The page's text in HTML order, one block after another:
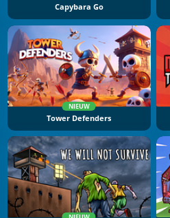
Capybara Go
NIEUW
Tower Defenders